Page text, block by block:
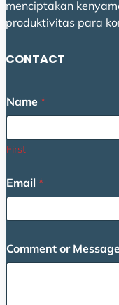
menciptakan
produktivitas para
CONTACT
Name *
First
*
o
Email *
Comment or